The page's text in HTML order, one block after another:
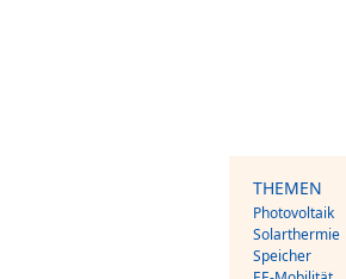
THEMEN
Photovoltaik
Solarthermie
Speicher